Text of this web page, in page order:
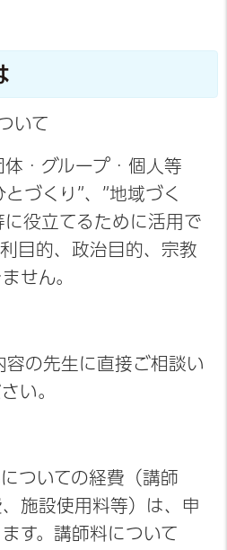
いて
・グループ・個人等
づくり”、”地域づく
に役立てるために活用で
目的、政治目的、宗教
せん。
の先生に直接ご相談い
い。
ついての経費（講師
施設使用料等）は、申
す。講師料について